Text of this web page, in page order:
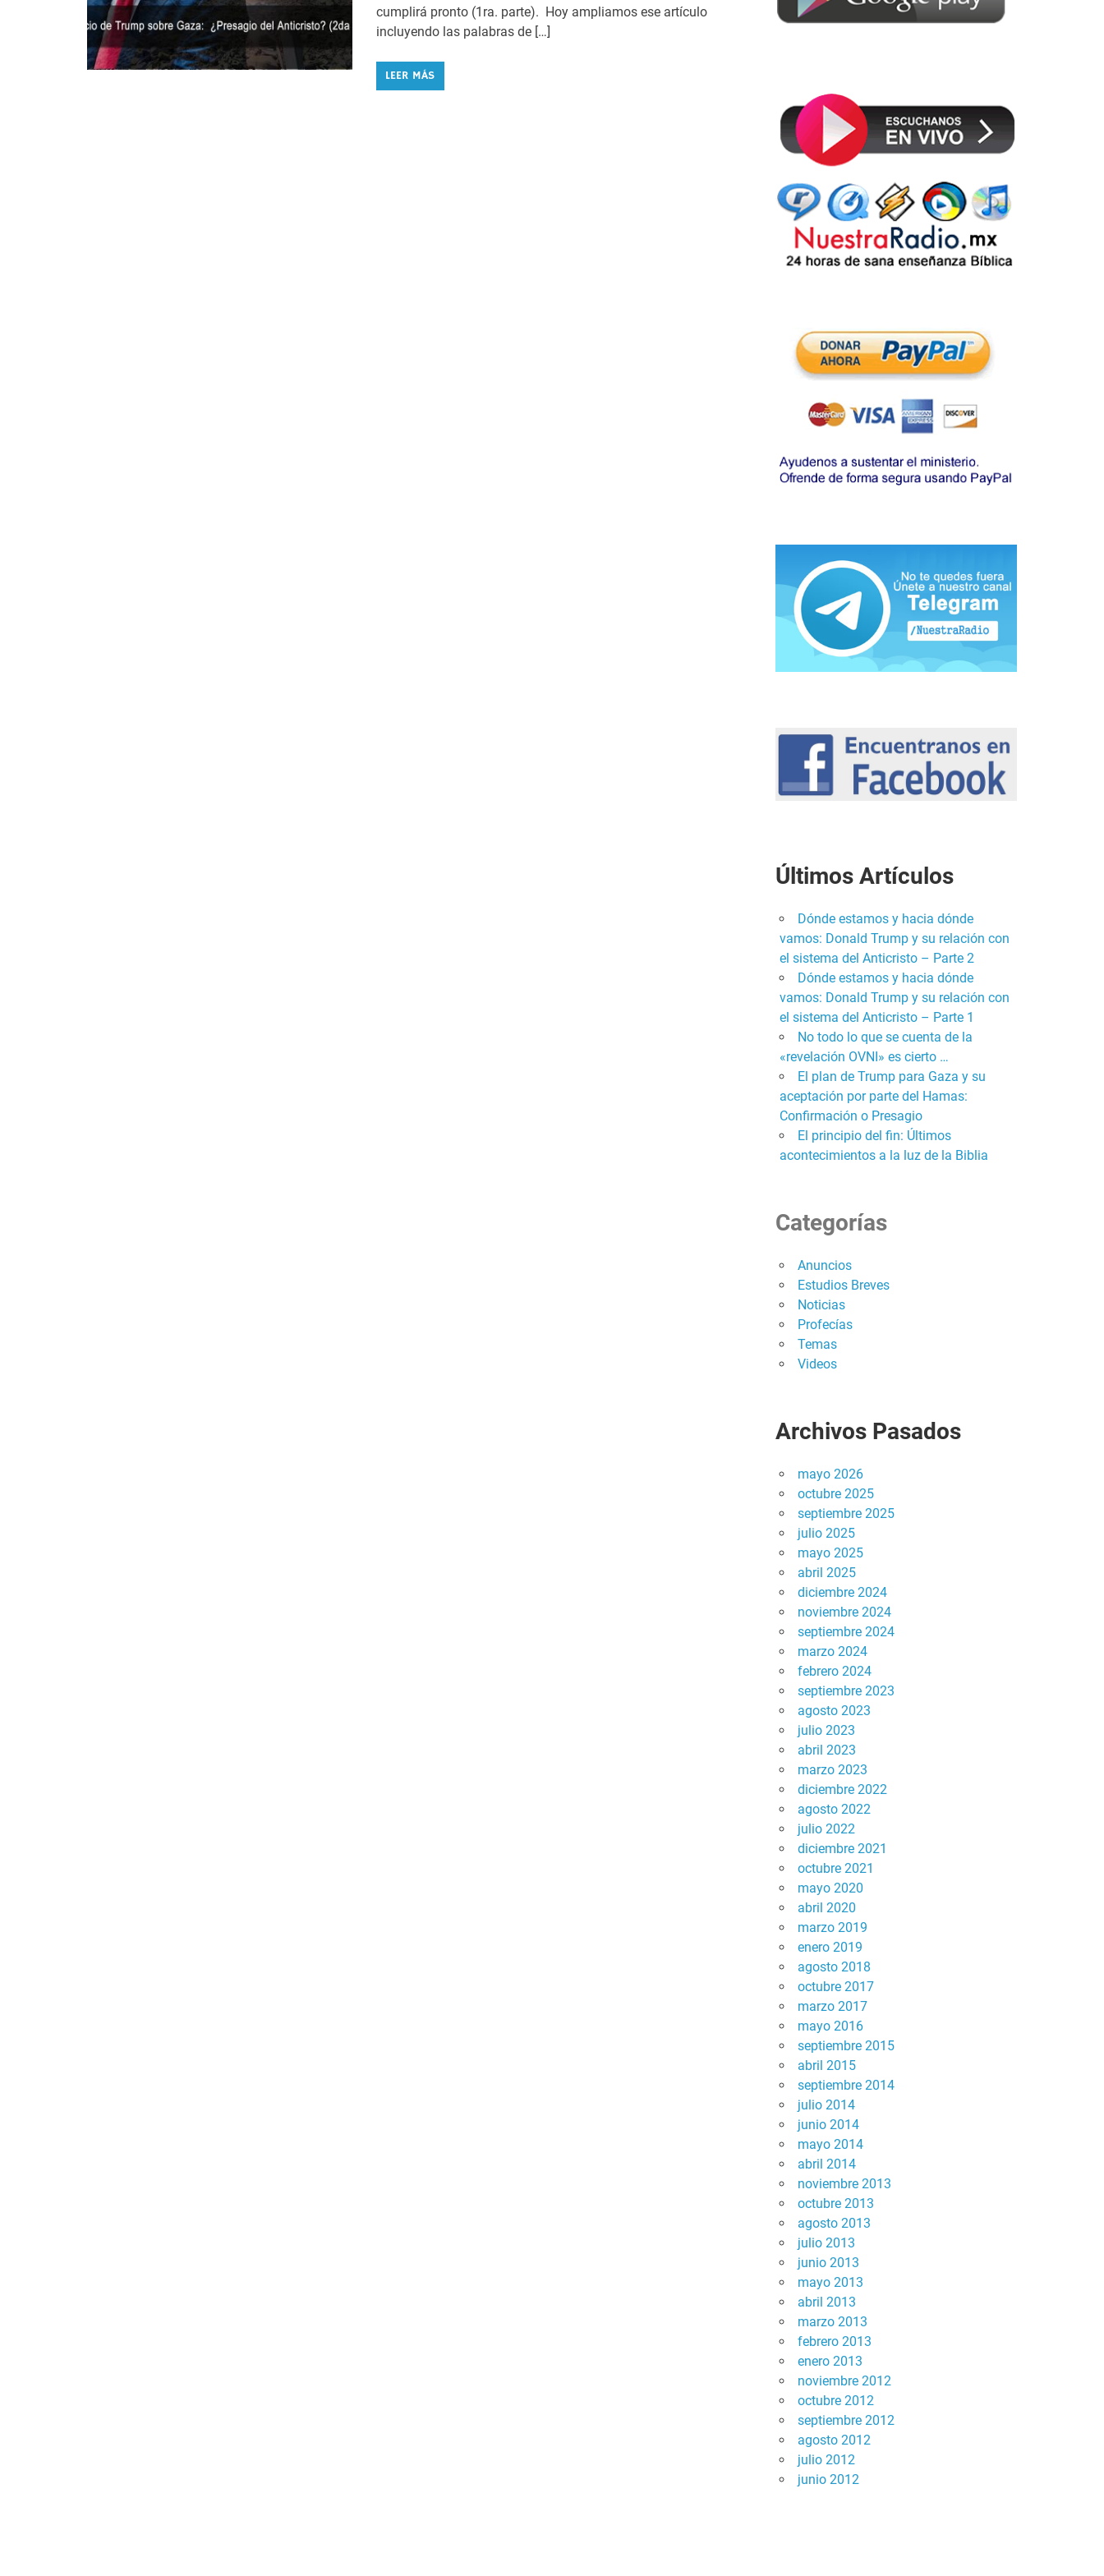
cumplirá pronto (1ra. parte). Hoy ampliamos ese artículo
incluyendo las palabras de […]
LEER MÁS
Últimos Artículos
Dónde estamos y hacia dónde
vamos: Donald Trump y su relación con
el sistema del Anticristo – Parte 2
Dónde estamos y hacia dónde
vamos: Donald Trump y su relación con
el sistema del Anticristo – Parte 1
No todo lo que se cuenta de la
«revelación OVNI» es cierto …
El plan de Trump para Gaza y su
aceptación por parte del Hamas:
Confirmación o Presagio
El principio del fin: Últimos
acontecimientos a la luz de la Biblia
Categorías
Anuncios
Estudios Breves
Noticias
Profecías
Temas
Videos
Archivos Pasados
mayo 2026
octubre 2025
septiembre 2025
julio 2025
mayo 2025
abril 2025
diciembre 2024
noviembre 2024
septiembre 2024
marzo 2024
febrero 2024
septiembre 2023
agosto 2023
julio 2023
abril 2023
marzo 2023
diciembre 2022
agosto 2022
julio 2022
diciembre 2021
octubre 2021
mayo 2020
abril 2020
marzo 2019
enero 2019
agosto 2018
octubre 2017
marzo 2017
mayo 2016
septiembre 2015
abril 2015
septiembre 2014
julio 2014
junio 2014
mayo 2014
abril 2014
noviembre 2013
octubre 2013
agosto 2013
julio 2013
junio 2013
mayo 2013
abril 2013
marzo 2013
febrero 2013
enero 2013
noviembre 2012
octubre 2012
septiembre 2012
agosto 2012
julio 2012
junio 2012